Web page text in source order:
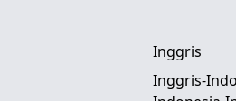
Inggris
Inggris-